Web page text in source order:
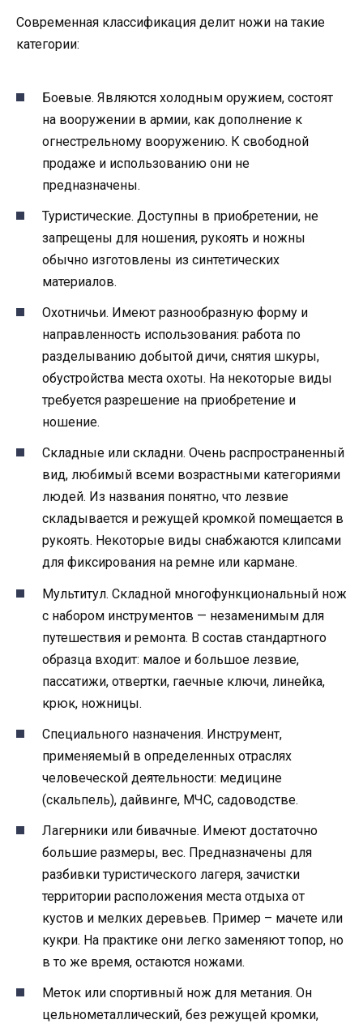
Современная классификация делит ножи на такие
категории:
Боевые. Являются холодным оружием, состоят
на вооружении в армии, как дополнение к
огнестрельному вооружению. К свободной
продаже и использованию они не
предназначены.
Туристические. Доступны в приобретении, не
запрещены для ношения, рукоять и ножны
обычно изготовлены из синтетических
материалов.
Охотничьи. Имеют разнообразную форму и
направленность использования: работа по
разделыванию добытой дичи, снятия шкуры,
обустройства места охоты. На некоторые виды
требуется разрешение на приобретение и
ношение.
Складные или складни. Очень распространенный
вид, любимый всеми возрастными категориями
людей. Из названия понятно, что лезвие
складывается и режущей кромкой помещается в
рукоять. Некоторые виды снабжаются клипсами
для фиксирования на ремне или кармане.
Мультитул. Складной многофункциональный нож
с набором инструментов — незаменимым для
путешествия и ремонта. В состав стандартного
образца входит: малое и большое лезвие,
пассатижи, отвертки, гаечные ключи, линейка,
крюк, ножницы.
Специального назначения. Инструмент,
применяемый в определенных отраслях
человеческой деятельности: медицине
(скальпель), дайвинге, МЧС, садоводстве.
Лагерники или бивачные. Имеют достаточно
большие размеры, вес. Предназначены для
разбивки туристического лагеря, зачистки
территории расположения места отдыха от
кустов и мелких деревьев. Пример – мачете или
кукри. На практике они легко заменяют топор, но
в то же время, остаются ножами.
Меток или спортивный нож для метания. Он
цельнометаллический, без режущей кромки,